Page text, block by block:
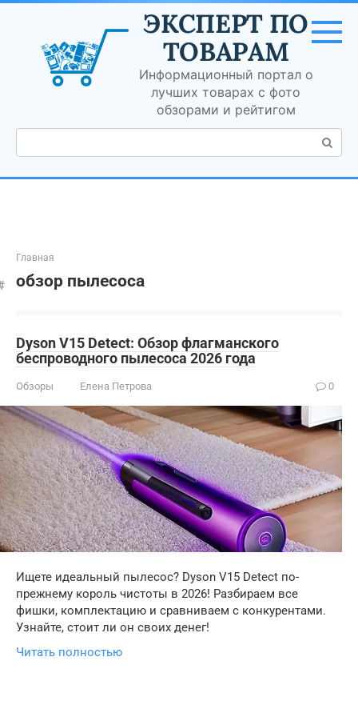
Перейти
контенту
ЭКСПЕРТ ПО
ТОВАРАМ
Информационный портал о
лучших товарах с фото
обзорами и рейтигом
Поиск:
Главная
обзор пылесоса
Dyson V15 Detect: Обзор флагманского
беспроводного пылесоса 2026 года
Обзоры Елена Петрова 0
Ищете идеальный пылесос? Dyson V15 Detect по-
прежнему король чистоты в 2026! Разбираем все
фишки, комплектацию и сравниваем с конкурентами.
Узнайте, стоит ли он своих денег!
Читать полностью